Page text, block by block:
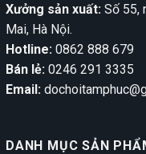
Xưởng sản xuất: Số 55,
Mai, Hà Nội.
Hotline: 0862 888 679
Bán lẻ: 0246 291 3335
Email:
DANH MỤC SẢN